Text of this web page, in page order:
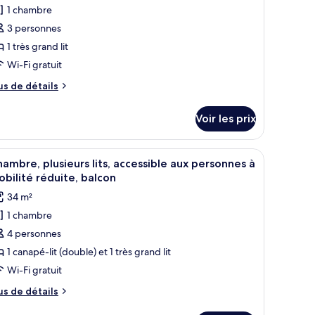
:
1 chambre
3 personnes
1 très grand lit
Wi-Fi gratuit
de détails
Voir les prix
téléviseur à écran plat fixé au mur, d’une table de chevet avec une
:
Une chambre d’hôtel comprenant un lit,
15
plusieurs lits, accessible aux personnes à
réduite, balcon
34 m²
1 chambre
4 personnes
1 canapé-lit (double) et 1 très grand lit
Wi-Fi gratuit
de détails